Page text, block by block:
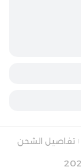
تفاصيل الشحن